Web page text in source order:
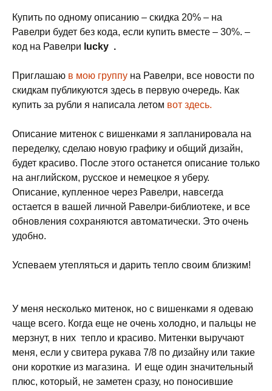
Купить по одному описанию – скидка 20% – на
Равелри будет без кода, если купить вместе – 30%. –
код на Равелри lucky .
Приглашаю в мою группу на Равелри, все новости по
скидкам публикуются здесь в первую очередь. Как
купить за рубли я написала летом вот здесь.
Описание митенок с вишенками я запланировала на
переделку, сделаю новую графику и общий дизайн,
будет красиво. После этого останется описание только
на английском, русское и немецкое я уберу.
Описание, купленное через Равелри, навсегда
остается в вашей личной Равелри-библиотеке, и все
обновления сохраняются автоматически. Это очень
удобно.
Успеваем утепляться и дарить тепло своим близким!
У меня несколько митенок, но с вишенками я одеваю
чаще всего. Когда еще не очень холодно, и пальцы не
мерзнут, в них тепло и красиво. Митенки выручают
меня, если у свитера рукава 7/8 по дизайну или такие
они короткие из магазина. И еще один значительный
плюс, который, не заметен сразу, но поносившие